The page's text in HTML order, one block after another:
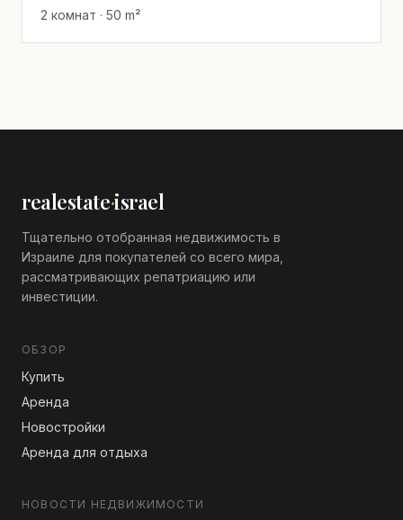
2 комнат · 50 m²
realestate·israel
Тщательно отобранная недвижимость в
Израиле для покупателей со всего мира,
рассматривающих репатриацию или
инвестиции.
ОБЗОР
Купить
Аренда
Новостройки
Аренда для отдыха
НОВОСТИ НЕДВИЖИМОСТИ